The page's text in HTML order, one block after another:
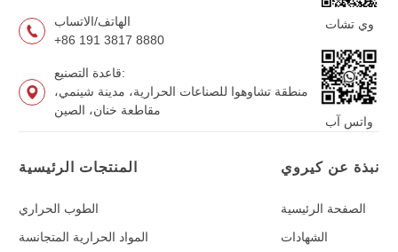
الهاتف/الاتساب
+86 191 3817 8880
قاعدة التصنيع:
منطقة تشاوهوا للصناعات الحرارية، مدينة شينمي،
مقاطعة خنان، الصين
وي تشات
واتس آب
المنتجات الرئيسية
الطوب الحراري
المواد الحرارية المتجانسة
نبذة عن كيروي
الصفحة الرئيسية
الشهادات